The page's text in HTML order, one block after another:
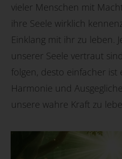
vieler Menschen mit
ihre Seele wirklich
Einklang mit ihr zu leben.
unserer Seele vertraut
folgen, desto einfacher ist
Harmonie und
unsere wahre Kraft zu